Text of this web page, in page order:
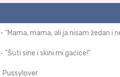
- "Mama, mama, ali ja nisam žedan i
- "Šuti sine i skini mi gaćice!"
Pussylover